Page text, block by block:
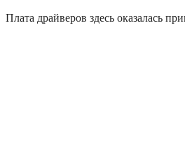
Плата драйверов здесь оказалась